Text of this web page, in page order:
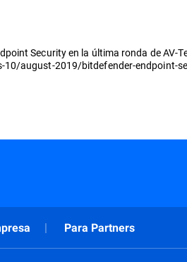
Security en la última ronda de AV-
august-2019/bitdefender-endpoint-
Para Partners